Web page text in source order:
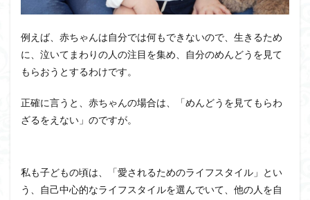
例えば、赤ちゃんは自分では何もできないので、生きるため
に、泣いてまわりの人の注目を集め、自分のめんどうを見て
もらおうとするわけです。
正確に言うと、赤ちゃんの場合は、「めんどうを見てもらわ
ざるをえない」のですが。
私も子どもの頃は、「愛されるためのライフスタイル」とい
う、自己中心的なライフスタイルを選んでいて、他の人を自